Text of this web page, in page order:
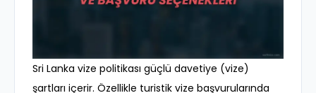
Sri Lanka vize politikası güçlü davetiye (vize)
şartları içerir. Özellikle turistik vize başvurularında